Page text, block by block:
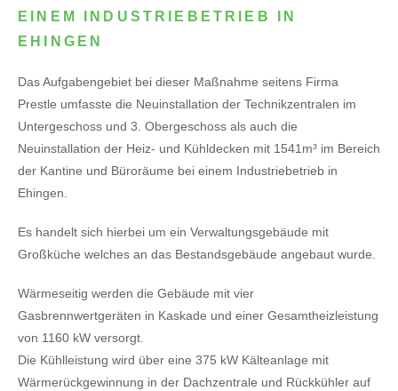
EINEM INDUSTRIEBETRIEB IN
EHINGEN
Das Aufgabengebiet bei dieser Maßnahme seitens Firma
Prestle umfasste die Neuinstallation der Technikzentralen im
Untergeschoss und 3. Obergeschoss als auch die
Neuinstallation der Heiz- und Kühldecken mit 1541m³ im Bereich
der Kantine und Büroräume bei einem Industriebetrieb in
Ehingen.
Es handelt sich hierbei um ein Verwaltungsgebäude mit
Großküche welches an das Bestandsgebäude angebaut wurde.
Wärmeseitig werden die Gebäude mit vier
Gasbrennwertgeräten in Kaskade und einer Gesamtheizleistung
von 1160 kW versorgt.
Die Kühlleistung wird über eine 375 kW Kälteanlage mit
Wärmerückgewinnung in der Dachzentrale und Rückkühler auf